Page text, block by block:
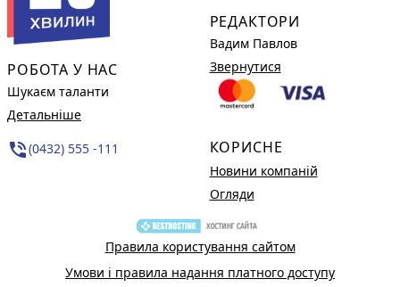
РОБОТА У НАС
Шукаєм таланти
Детальніше
phone_in_talk(0432) 555 -111
РЕДАКТОРИ
Вадим Павлов
Звернутися
КОРИСНЕ
Новини компаній
Огляди
Правила користування сайтом
Умови і правила надання платного доступу